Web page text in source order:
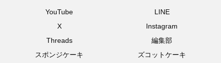
YouTube
LINE
X
Instagram
Threads
編集部
スポンジケーキ
ズコットケーキ